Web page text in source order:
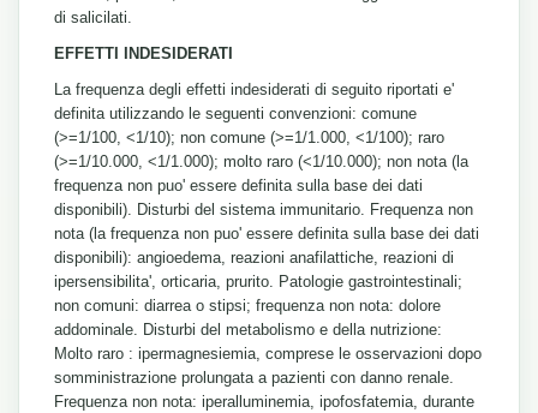
di salicilati.
EFFETTI INDESIDERATI
La frequenza degli effetti indesiderati di seguito riportati e'
definita utilizzando le seguenti convenzioni: comune
(>=1/100, <1/10); non comune (>=1/1.000, <1/100); raro
(>=1/10.000, <1/1.000); molto raro (<1/10.000); non nota (la
frequenza non puo' essere definita sulla base dei dati
disponibili). Disturbi del sistema immunitario. Frequenza non
nota (la frequenza non puo' essere definita sulla base dei dati
disponibili): angioedema, reazioni anafilattiche, reazioni di
ipersensibilita', orticaria, prurito. Patologie gastrointestinali;
non comuni: diarrea o stipsi; frequenza non nota: dolore
addominale. Disturbi del metabolismo e della nutrizione:
Molto raro : ipermagnesiemia, comprese le osservazioni dopo
somministrazione prolungata a pazienti con danno renale.
Frequenza non nota: iperalluminemia, ipofosfatemia, durante